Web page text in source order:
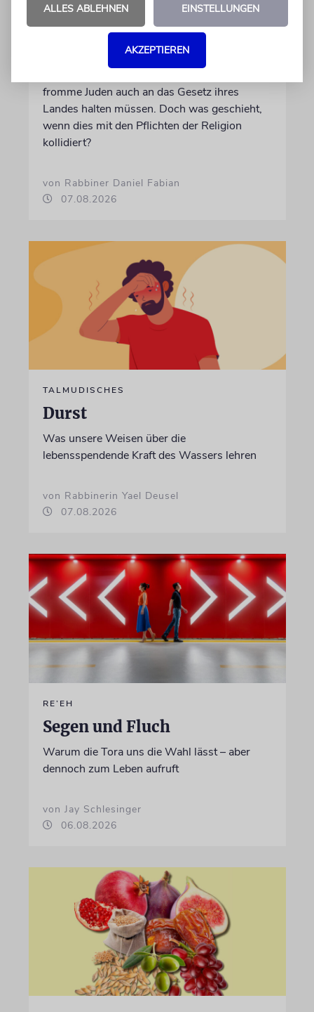
»DINA DE MALCHUTA DINA«
Gottes Gebot oder Staates
fromme Juden auch an das Gesetz ihres
Landes halten müssen. Doch was geschieht,
wenn dies mit den Pflichten der Religion
kollidiert?
von Rabbiner Daniel Fabian
07.08.2026
TALMUDISCHES
Durst
Was unsere Weisen über die
lebensspendende Kraft des Wassers lehren
von Rabbinerin Yael Deusel
07.08.2026
RE’EH
Segen und Fluch
Warum die Tora uns die Wahl lässt – aber
dennoch zum Leben aufruft
von Jay Schlesinger
06.08.2026
ALLES ABLEHNEN EINSTELLUNGEN
AKZEPTIEREN